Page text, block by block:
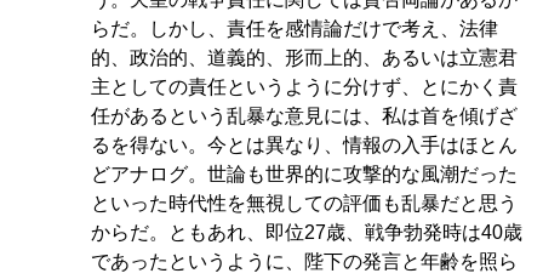
らだ。しかし、責任を感情論だけで考え、法律
的、政治的、道義的、形而上的、あるいは立憲君
主としての責任というように分けず、とにかく責
任があるという乱暴な意見には、私は首を傾げざ
るを得ない。今とは異なり、情報の入手はほとん
どアナログ。世論も世界的に攻撃的な風潮だった
といった時代性を無視しての評価も乱暴だと思う
からだ。ともあれ、即位27歳、戦争勃発時は40歳
であったというように、陛下の発言と年齢を照ら